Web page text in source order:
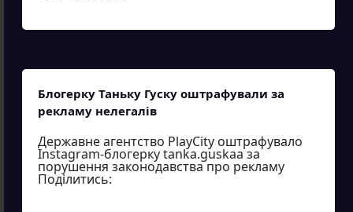
Блогерку Таньку Гуску оштрафували за
рекламу нелегалів
Державне агентство PlayCity оштрафувало
Instagram-блогерку tanka.guskaa за
порушення законодавства про рекламу
Поділитись: